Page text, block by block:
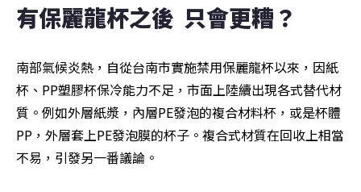
有保麗龍杯之後  只會更糟？
南部氣候炎熱，自從台南市實施禁用保麗龍杯以來，因紙
杯、PP塑膠杯保冷能力不足，市面上陸續出現各式替代材
質。例如外層紙漿，內層PE發泡的複合材料杯，或是杯體
PP，外層套上PE發泡膜的杯子。複合式材質在回收上相當
不易，引發另一番議論。